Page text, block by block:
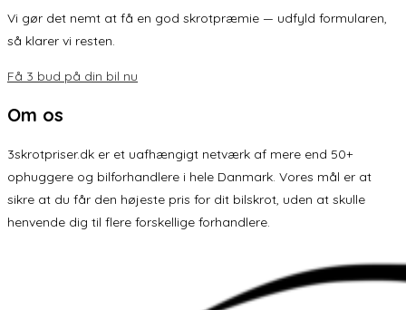
Vi gør det nemt at få en god skrotpræmie — udfyld formularen,
så klarer vi resten.
Få 3 bud på din bil nu
Om os
3skrotpriser.dk er et uafhængigt netværk af mere end 50+
ophuggere og bilforhandlere i hele Danmark. Vores mål er at
sikre at du får den højeste pris for dit bilskrot, uden at skulle
henvende dig til flere forskellige forhandlere.